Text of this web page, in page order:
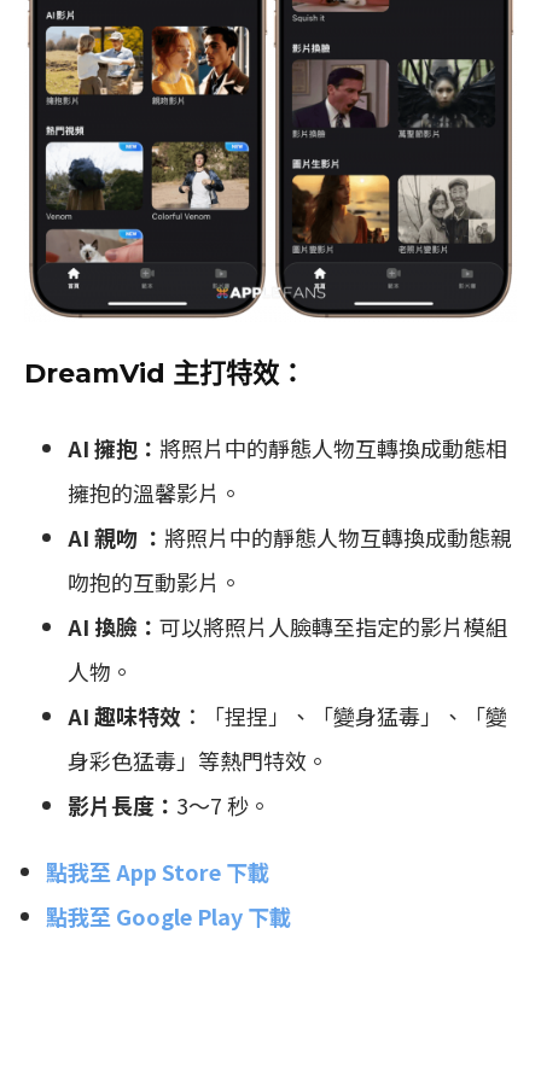
DreamVid 主打特效：
AI 擁抱： 將照片中的靜態人物互轉換成動態相
擁抱的溫馨影片。
AI 親吻 ： 將照片中的靜態人物互轉換成動態親
吻抱的互動影片。
AI 換臉： 可以將照片人臉轉至指定的影片模組
人物。
AI 趣味特效 ：「捏捏」、「變身猛毒」、「變
身彩色猛毒」等熱門特效。
影片長度： 3～7 秒。
點我至 App Store 下載
點我至 Google Play 下載